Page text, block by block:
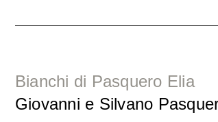
Bianchi di Pasquero Elia
Giovanni e Silvano